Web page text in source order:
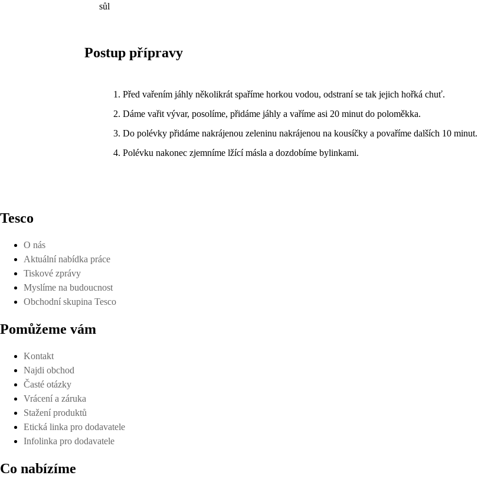
sůl
Postup přípravy
Před vařením jáhly několikrát spaříme horkou vodou, odstraní se tak jejich hořká chuť.
Dáme vařit vývar, posolíme, přidáme jáhly a vaříme asi 20 minut do poloměkka.
Do polévky přidáme nakrájenou zeleninu nakrájenou na kousíčky a povaříme dalších 10 minut.
Polévku nakonec zjemníme lžící másla a dozdobíme bylinkami.
Tesco
O nás
Aktuální nabídka práce
Tiskové zprávy
Myslíme na budoucnost
Obchodní skupina Tesco
Pomůžeme vám
Kontakt
Najdi obchod
Časté otázky
Vrácení a záruka
Stažení produktů
Etická linka pro dodavatele
Infolinka pro dodavatele
Co nabízíme